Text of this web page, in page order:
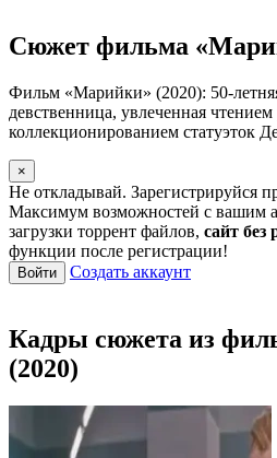
Сюжет фильма
Фильм «Марийки» (2020): 50-
девственница, увлеченная
коллекционированием статуэток
×
Не откладывай. Зарегистрируйся
Максимум возможностей с вашим
загрузки торрент файлов, сайт без
функции после регистрации!
Войти Создать аккаунт
Кадры сюжета из
(2020)